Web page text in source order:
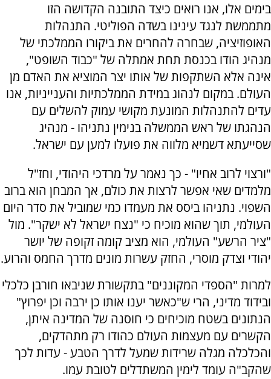
בימים אלו, אנו רואים כיצד התובנה הקדושה הזו
מתממשת לנגד עינינו בשדה הפוליטי. התנהלות
האופוזיציה, שבחרה להחרים את ביקורו הממלכתי של
מנהיג הודו בכנסת תחת אמתלה של "כבוד השופט",
אינה אלא השתקפות של אותו יצר המוציא את האדם מן
העולם. במקום לנהוג במידת הממלכתיות והענייניות, אנו
עדים להתנהלות המונעת מקושי עמוק להשלים עם
הנהגתו של ראש הממשלה בנימין נתניהו - מנהיג
שסייעתא דשמיא מלווה את פועלו למען עם ישראל.
"ורצוי לרוב אחיו" - כך נאמר על מרדכי היהודי, וחז"ל
מלמדים שאי אפשר לרצות את כולם, אך המבחן הוא ברוב
השפוי. נתניהו ביסס את מעמדו כמי שמוביל את סדר היום
העולמי, תוך שהוא מוכיח כי "נצח ישראל לא ישקר". מול
"ציר הרשע" העולמי, הוא מציב קומה זקופה של יושר
יהודי וצדק מוסרי, החזק עשרות מונים מדרך החמס והרוע.
למרות "הספדי המקוננים" בתקשורת שניבאו חורבן כלכלי
ובידוד מדיני, הרי ש"כאשר יענו אותו כן ירבה וכן יפרוץ"
הנתונים בשטח מוכיחים כי חוסנה של המדינה איתן,
הקשרים עם מעצמות העולם כהודו רק מתהדקים,
והכלכלה מגלה שרידות שמעל לדרך הטבע - עדות לכך
שהקב"ה עומד לימין המשתדלים לטובת עמו.